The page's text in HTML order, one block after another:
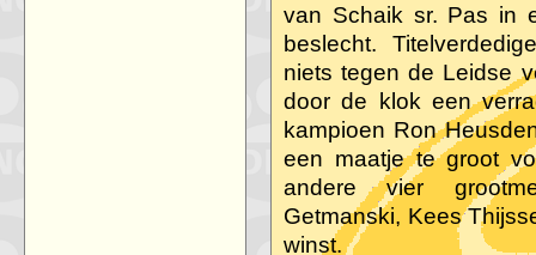
van Schaik sr. Pas in
beslecht.
niets tegen de Leidse
door de klok een
kampioen Ron
een maatje te groot
andere vier
Getmanski, Kees
winst.